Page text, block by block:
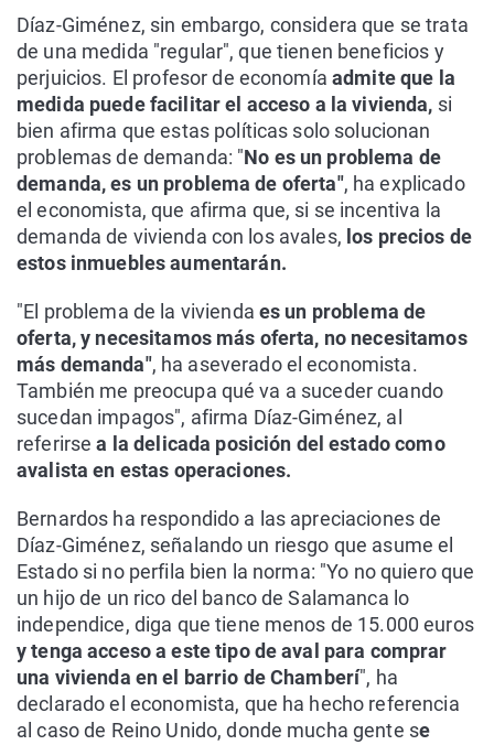
Díaz-Giménez, sin embargo, considera que se trata
de una medida "regular", que tienen beneficios y
perjuicios. El profesor de economíaadmite que la
medida puede facilitar el acceso a la vivienda, si
bien afirma que estas políticas solo solucionan
problemas de demanda: "No es un problema de
demanda, es un problema de oferta", ha explicado
el economista, que afirma que, si se incentiva la
demanda de vivienda con los avales, los precios de
estos inmuebles aumentarán.
"El problema de la vivienda es un problema de
oferta, y necesitamos más oferta, no necesitamos
más demanda", ha aseverado el economista.
También me preocupa qué va a suceder cuando
sucedan impagos", afirma Díaz-Giménez, al
referirse a la delicada posición del estado como
avalista en estas operaciones.
Bernardos ha respondido a las apreciaciones de
Díaz-Giménez, señalando un riesgo que asume el
Estado si no perfila bien la norma: "Yo no quiero que
un hijo de un rico del banco de Salamanca lo
independice, diga que tiene menos de 15.000 euros
y tenga acceso a este tipo de aval para comprar
una vivienda en el barrio de Chamberí", ha
declarado el economista, que ha hecho referencia
al caso de Reino Unido, donde mucha gente se